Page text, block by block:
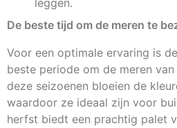
leggen.
De beste tijd om de meren te
Voor een optimale ervaring is
beste periode om de meren
deze seizoenen bloeien de
waardoor ze ideaal zijn voor
herfst biedt een prachtig palet